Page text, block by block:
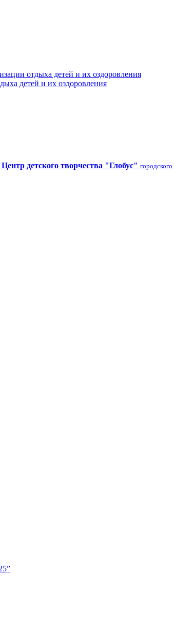
отдыха детей и их оздоровления
детей и их оздоровления
Центр детского творчества "Глобус"